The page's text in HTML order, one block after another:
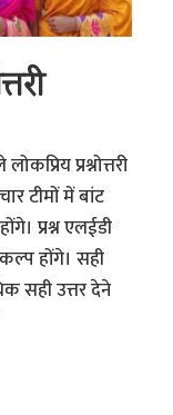
प्रश्नोत्तरी
टीमों में बांट
प्रश्न एलईडी
होंगे। सही
सही उत्तर देने